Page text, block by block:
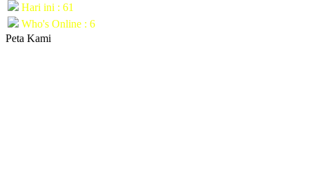
Hari ini : 61
Who's Online : 6
Peta Kami